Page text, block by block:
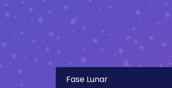
Fase Lunar